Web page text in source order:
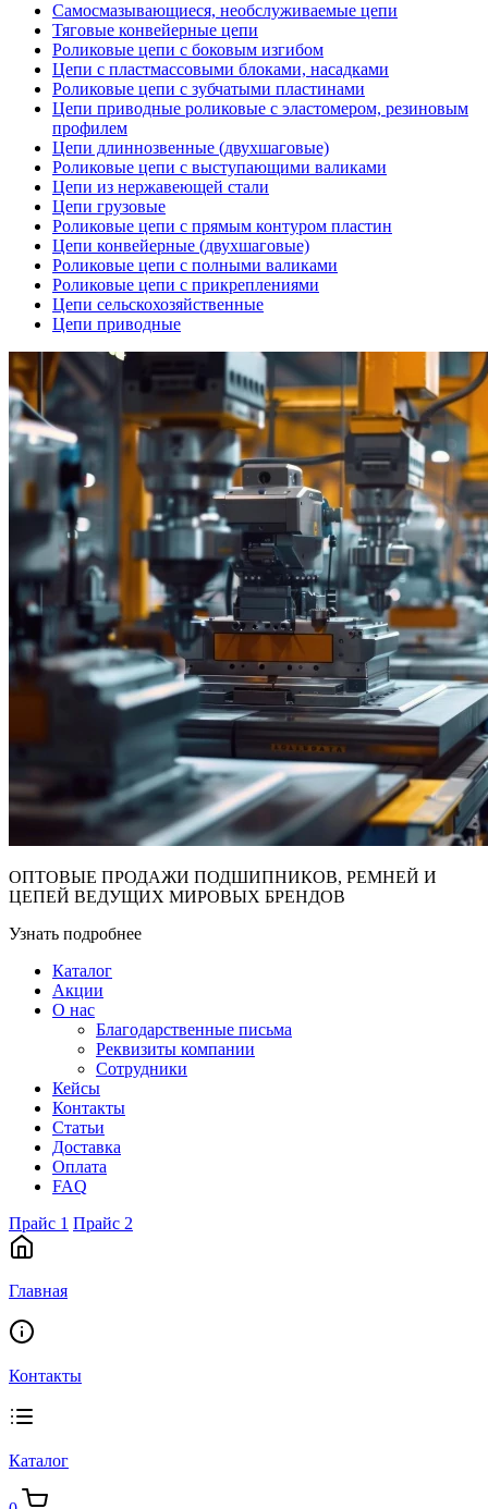
Самосмазывающиеся, необслуживаемые цепи
Тяговые конвейерные цепи
Роликовые цепи с боковым изгибом
Цепи с пластмассовыми блоками, насадками
Роликовые цепи с зубчатыми пластинами
Цепи приводные роликовые с эластомером, резиновым
профилем
Цепи длиннозвенные (двухшаговые)
Роликовые цепи с выступающими валиками
Цепи из нержавеющей стали
Цепи грузовые
Роликовые цепи с прямым контуром пластин
Цепи конвейерные (двухшаговые)
Роликовые цепи с полными валиками
Роликовые цепи с прикреплениями
Цепи сельскохозяйственные
Цепи приводные
ОПТОВЫЕ ПРОДАЖИ ПОДШИПНИКОВ, РЕМНЕЙ И
ЦЕПЕЙ ВЕДУЩИХ МИРОВЫХ БРЕНДОВ
Узнать подробнее
Каталог
Акции
О нас
Благодарственные письма
Реквизиты компании
Сотрудники
Кейсы
Контакты
Статьи
Доставка
Оплата
FAQ
Прайс 1 Прайс 2
Главная
Контакты
Каталог